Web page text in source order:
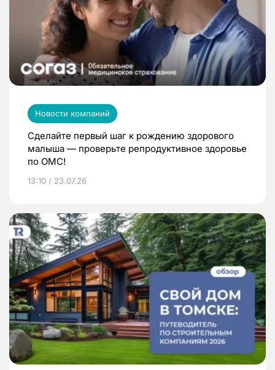
Новости компаний
Сделайте первый шаг к рождению здорового
малыша — проверьте репродуктивное здоровье
по ОМС!
13:10 / 23.07.26